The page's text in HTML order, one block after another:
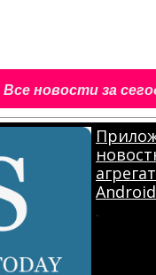
Все новости за
Android
.